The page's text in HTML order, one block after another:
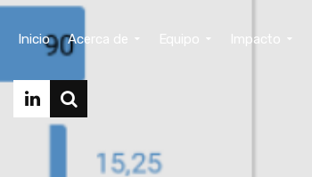
Inicio Acerca de Equipo Impacto